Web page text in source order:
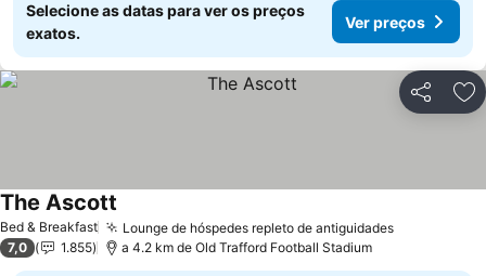
Selecione as datas para ver os preços
exatos.
Ver preços
Partilhar
Bed & Breakfast Lounge de hóspedes repleto de antiguidades
The Ascott
7,0 1.855 a 4.2 km de Old Trafford Football Stadium